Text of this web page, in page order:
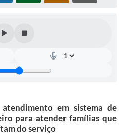
em sistema de
para atender famílias que
do serviço